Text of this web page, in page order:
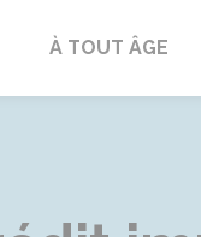
À TOUT ÂGE